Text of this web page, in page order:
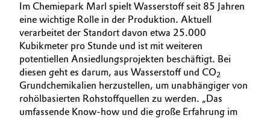
Im Chemiepark Marl spielt Wasserstoff seit 85 Jahren
eine wichtige Rolle in der Produktion. Aktuell
verarbeitet der Standort davon etwa 25.000
Kubikmeter pro Stunde und ist mit weiteren
potentiellen Ansiedlungsprojekten beschäftigt. Bei
diesen geht es darum, aus Wasserstoff und CO2
Grundchemikalien herzustellen, um unabhängiger von
rohölbasierten Rohstoffquellen zu werden. „Das
umfassende Know-how und die große Erfahrung im